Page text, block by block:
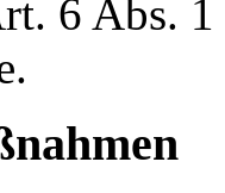
6 Abs.